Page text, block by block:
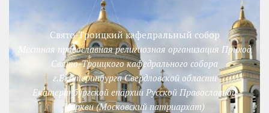
Свято-Троицкий кафедральный собор
Местная православная религиозная организация Приход
Свято-Троицкого кафедрального собора
г.Екатеринбурга Свердловской области
Екатеринбургской епархии Русской Православной
Церкви (Московский патриархат)